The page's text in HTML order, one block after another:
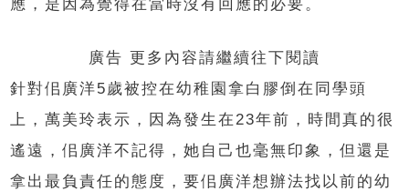
應，是因為覺得在當時沒有回應的必要。
廣告 更多內容請繼續往下閱讀
針對佀廣洋5歲被控在幼稚園拿白膠倒在同學頭
上，萬美玲表示，因為發生在23年前，時間真的很
遙遠，佀廣洋不記得，她自己也毫無印象，但還是
拿出最負責任的態度，要佀廣洋想辦法找以前的幼